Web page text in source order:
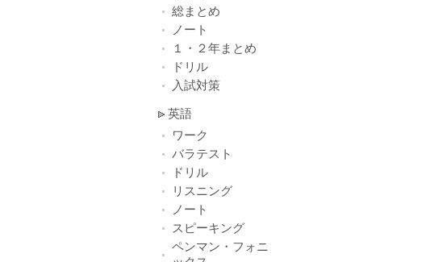
総まとめ
ノート
１・２年まとめ
ドリル
入試対策
英語
ワーク
バラテスト
ドリル
リスニング
ノート
スピーキング
ペンマン・フォニ